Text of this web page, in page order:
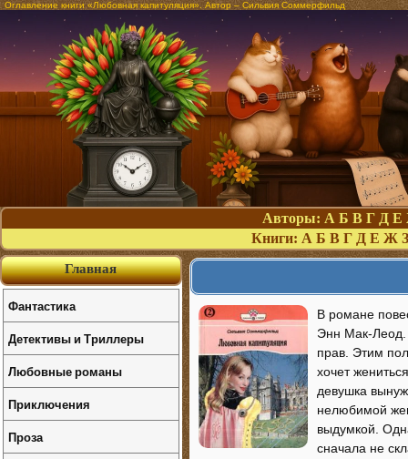
Оглавление книги «Любовная капитуляция». Автор – Сильвия Соммерфильд
Авторы: А Б В Г Д Е
Книги: А Б В Г Д Е Ж З
В романе
Энн Мак-Леод.
прав. Этим
хочет
девушка
нелюбимой
выдумкой.
сначала не
Главная
Фантастика
Детективы и Триллеры
Любовные романы
Приключения
Проза